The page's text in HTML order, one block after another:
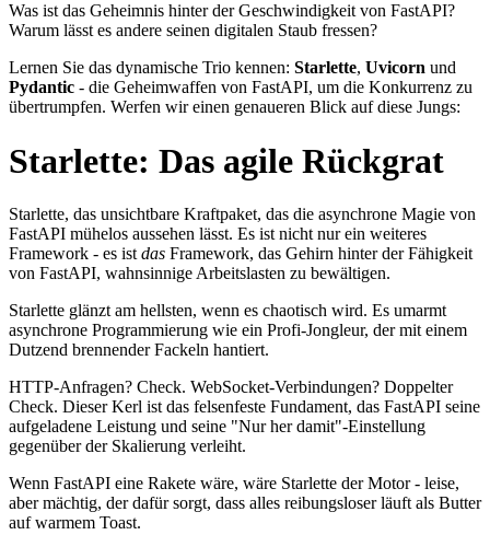
Was ist das Geheimnis hinter der Geschwindigkeit von FastAPI?
Warum lässt es andere seinen digitalen Staub fressen?
Lernen Sie das dynamische Trio kennen: Starlette, Uvicorn und
Pydantic - die Geheimwaffen von FastAPI, um die Konkurrenz zu
übertrumpfen. Werfen wir einen genaueren Blick auf diese Jungs:
Starlette: Das agile Rückgrat
Starlette, das unsichtbare Kraftpaket, das die asynchrone Magie von
FastAPI mühelos aussehen lässt. Es ist nicht nur ein weiteres
Framework - es ist das Framework, das Gehirn hinter der Fähigkeit
von FastAPI, wahnsinnige Arbeitslasten zu bewältigen.
Starlette glänzt am hellsten, wenn es chaotisch wird. Es umarmt
asynchrone Programmierung wie ein Profi-Jongleur, der mit einem
Dutzend brennender Fackeln hantiert.
HTTP-Anfragen? Check. WebSocket-Verbindungen? Doppelter
Check. Dieser Kerl ist das felsenfeste Fundament, das FastAPI seine
aufgeladene Leistung und seine "Nur her damit"-Einstellung
gegenüber der Skalierung verleiht.
Wenn FastAPI eine Rakete wäre, wäre Starlette der Motor - leise,
aber mächtig, der dafür sorgt, dass alles reibungsloser läuft als Butter
auf warmem Toast.